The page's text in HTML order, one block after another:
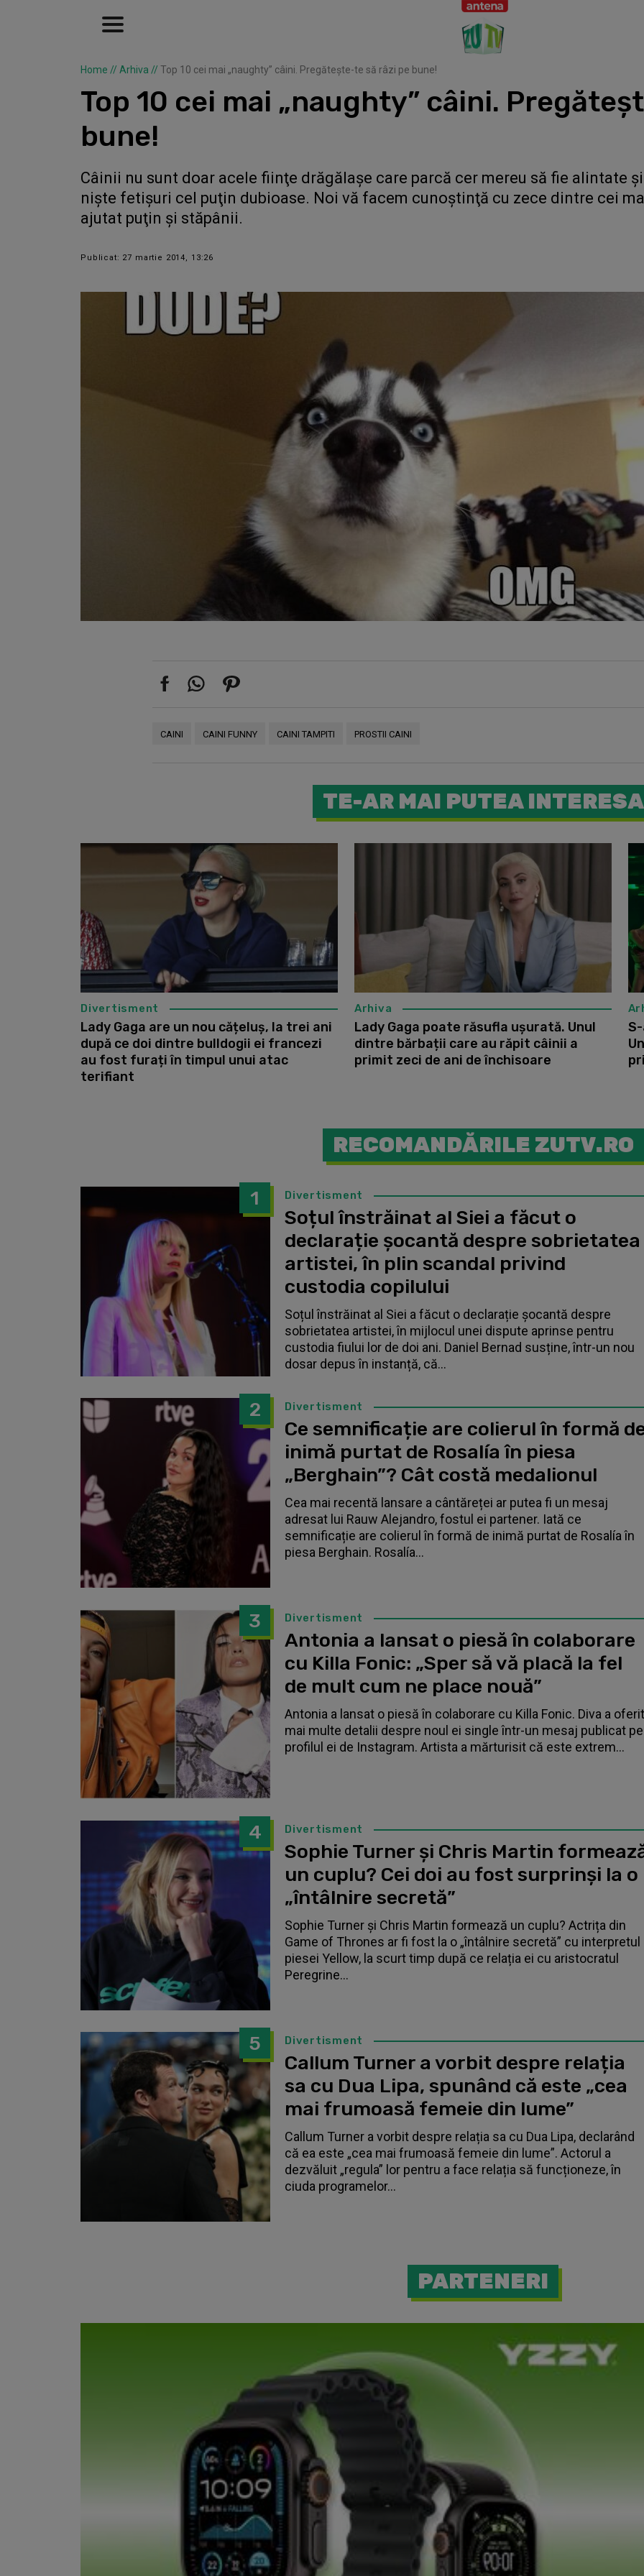
Home // Arhiva // Top 10 cei mai „naughty” câini. Pregăteşte-te să râzi pe bune!
Top 10 cei mai „naughty” câini.
bune!
Câinii nu sunt doar acele fiinţe drăgălaşe care parcă cer mereu să fie alintate
nişte fetişuri cel puţin dubioase. Noi vă facem cunoştinţă cu zece dintre cei
ajutat puţin şi stăpânii.
Publicat: 27 martie 2014, 13:26
CAINI CAINI FUNNY CAINI TAMPITI PROSTII CAINI
TE-AR MAI PUTEA INTERESA
Divertisment
Lady Gaga are un nou cățeluș, la trei ani
după ce doi dintre bulldogii ei francezi
au fost furați în timpul unui atac
terifiant
Arhiva
Lady Gaga poate răsufla ușurată. Unul
dintre bărbații care au răpit câinii a
primit zeci de ani de închisoare
RECOMANDĂRILE ZUTV.RO
1 Divertisment
Soțul înstrăinat al Siei a făcut o
declarație șocantă despre sobrietatea
artistei, în plin scandal privind
custodia copilului
Soțul înstrăinat al Siei a făcut o declarație șocantă despre
sobrietatea artistei, în mijlocul unei dispute aprinse pentru
custodia fiului lor de doi ani. Daniel Bernad susține, într-un nou
dosar depus în instanță, că...
2 Divertisment
Ce semnificație are colierul în formă
inimă purtat de Rosalía în piesa
„Berghain”? Cât costă medalionul
Cea mai recentă lansare a cântăreței ar putea fi un mesaj
adresat lui Rauw Alejandro, fostul ei partener. Iată ce
semnificație are colierul în formă de inimă purtat de Rosalía în
piesa Berghain. Rosalía...
3 Divertisment
Antonia a lansat o piesă în colaborare
cu Killa Fonic: „Sper să vă placă la fel
de mult cum ne place nouă”
Antonia a lansat o piesă în colaborare cu Killa Fonic. Diva a oferit
mai multe detalii despre noul ei single într-un mesaj publicat pe
profilul ei de Instagram. Artista a mărturisit că este extrem...
4 Divertisment
Sophie Turner și Chris Martin
un cuplu? Cei doi au fost surprinși la o
„întâlnire secretă”
Sophie Turner și Chris Martin formează un cuplu? Actrița din
Game of Thrones ar fi fost la o „întâlnire secretă” cu interpretul
piesei Yellow, la scurt timp după ce relația ei cu aristocratul
Peregrine...
5 Divertisment
Callum Turner a vorbit despre relația
sa cu Dua Lipa, spunând că este „cea
mai frumoasă femeie din lume”
Callum Turner a vorbit despre relația sa cu Dua Lipa, declarând
că ea este „cea mai frumoasă femeie din lume”. Actorul a
dezvăluit „regula” lor pentru a face relația să funcționeze, în
ciuda programelor...
PARTENERI